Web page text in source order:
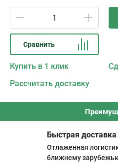
Сравнить
Купить в 1 клик
Рассчитать доставку
Быстрая доставка
Отлаженная
ближнему